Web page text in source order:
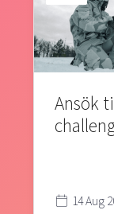
Ansök
14 Aug